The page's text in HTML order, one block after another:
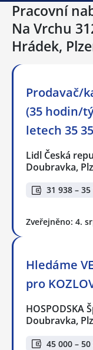
Pracovní
Na Vrchu
Hrádek,
Prodavač/
(35 hodin/
letech 35
Lidl Česká
Doubravka,
31 938 – 35
Zveřejněno: 4.
Hledáme
pro
HOSPODSKA
Doubravka,
45 000 – 50